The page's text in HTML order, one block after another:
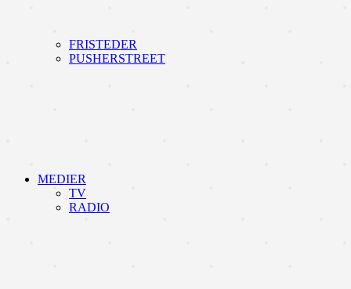
FRISTEDER
PUSHERSTREET
MEDIER
TV
RADIO